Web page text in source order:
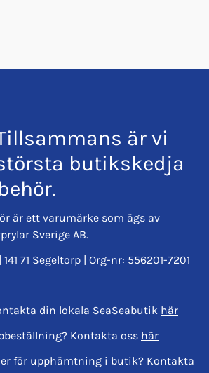
är vi
butikskedja
är ett varumärke som ägs av
Sverige AB.
71 Segeltorp | Org-nr: 556201-7201
din lokala SeaSeabutik här
Kontakta oss här
för upphämtning i butik? Kontakta